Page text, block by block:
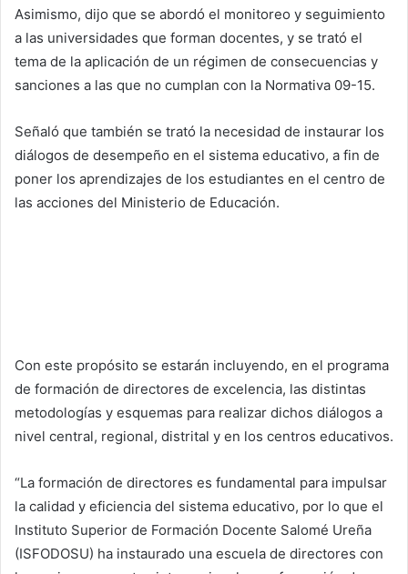
Asimismo, dijo que se abordó el monitoreo y seguimiento
a las universidades que forman docentes, y se trató el
tema de la aplicación de un régimen de consecuencias y
sanciones a las que no cumplan con la Normativa 09-15.
Señaló que también se trató la necesidad de instaurar los
diálogos de desempeño en el sistema educativo, a fin de
poner los aprendizajes de los estudiantes en el centro de
las acciones del Ministerio de Educación.
Con este propósito se estarán incluyendo, en el programa
de formación de directores de excelencia, las distintas
metodologías y esquemas para realizar dichos diálogos a
nivel central, regional, distrital y en los centros educativos.
“La formación de directores es fundamental para impulsar
la calidad y eficiencia del sistema educativo, por lo que el
Instituto Superior de Formación Docente Salomé Ureña
(ISFODOSU) ha instaurado una escuela de directores con